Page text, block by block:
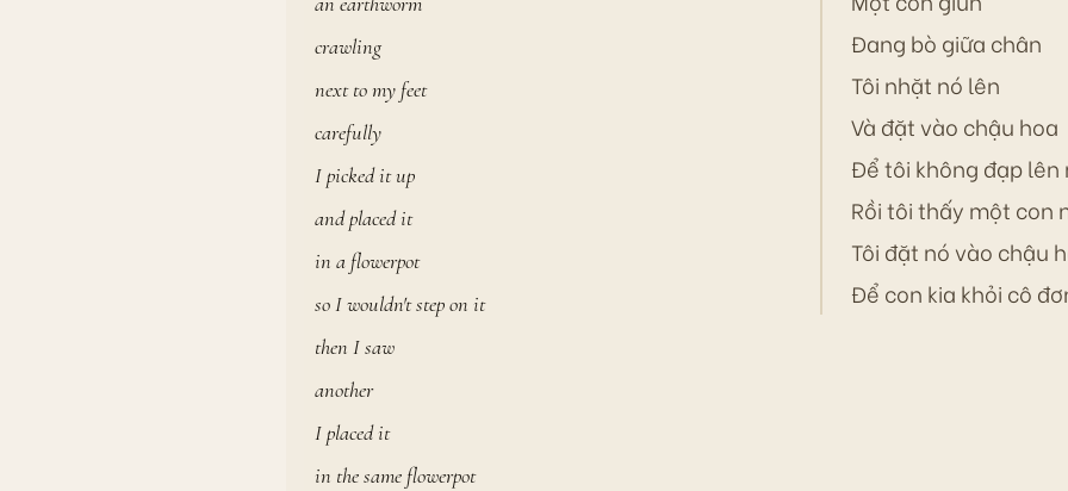
crawling
next to my feet
carefully
I picked it up
and placed it
in a flowerpot
so I wouldn't step on it
then I saw
another
I placed it
in the same flowerpot
Đang bò giữa chân
Tôi nhặt nó lên
Và đặt vào chậu hoa
Để tôi không đạp lên
Rồi tôi thấy một con
Tôi đặt nó vào chậu
Để con kia khỏi cô